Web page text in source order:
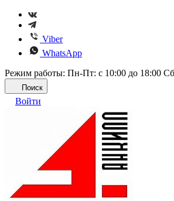
Viber
WhatsApp
Режим работы: Пн-Пт: с 10:00 до 18:00
Поиск
Войти